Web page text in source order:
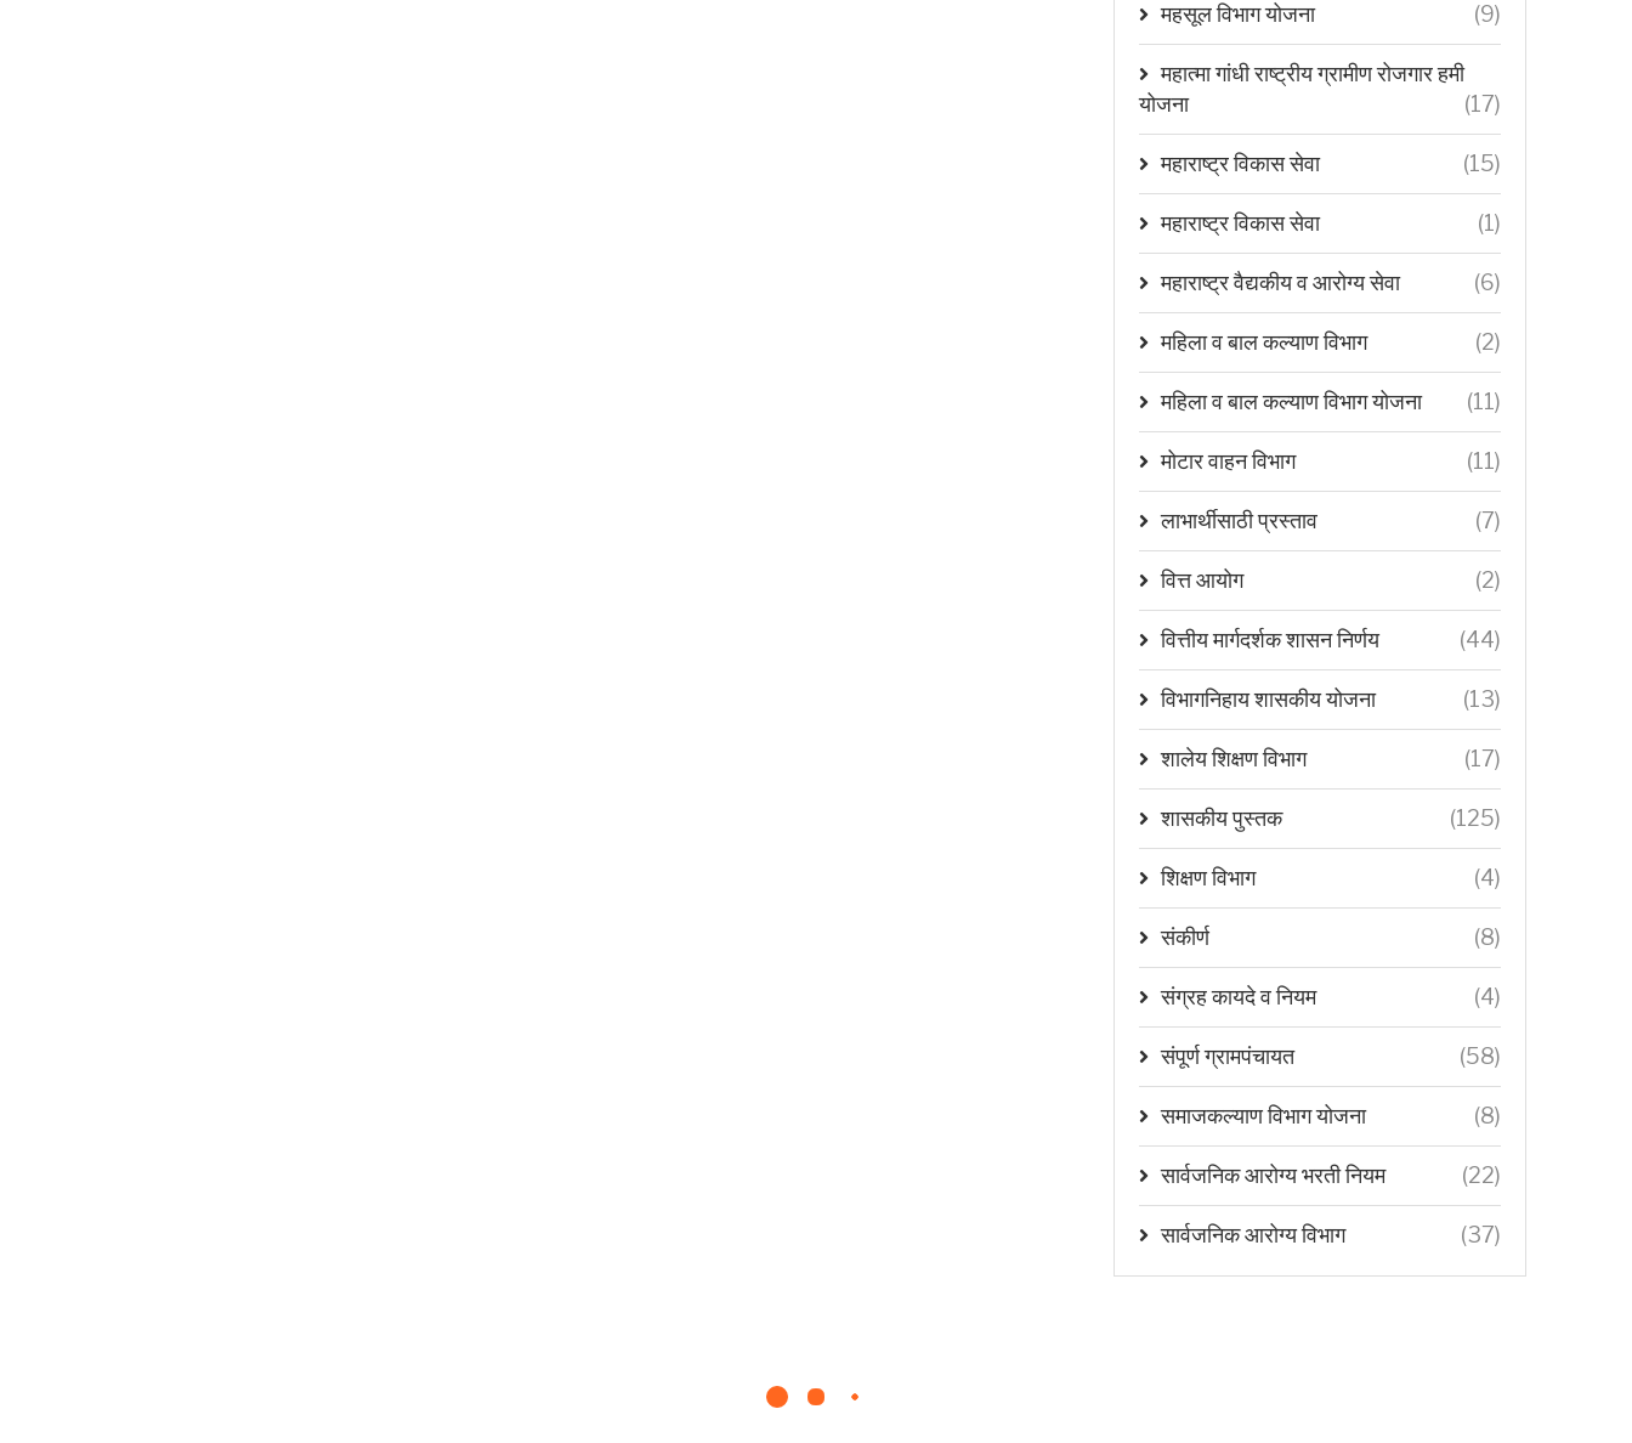
महसूल विभाग योजना (9)
महात्मा गांधी राष्ट्रीय ग्रामीण रोजगार हमी
योजना
(17)
महाराष्ट्र विकास सेवा (15)
महाराष्ट्र विकास सेवा (1)
महाराष्ट्र वैद्यकीय व आरोग्य सेवा (6)
महिला व बाल कल्याण विभाग (2)
महिला व बाल कल्याण विभाग योजना (11)
मोटार वाहन विभाग (11)
लाभार्थीसाठी प्रस्ताव (7)
वित्त आयोग (2)
वित्तीय मार्गदर्शक शासन निर्णय (44)
विभागनिहाय शासकीय योजना (13)
शालेय शिक्षण विभाग (17)
शासकीय पुस्तक (125)
शिक्षण विभाग (4)
संकीर्ण (8)
संग्रह कायदे व नियम (4)
संपूर्ण ग्रामपंचायत (58)
समाजकल्याण विभाग योजना (8)
सार्वजनिक आरोग्य भरती नियम (22)
सार्वजनिक आरोग्य विभाग (37)